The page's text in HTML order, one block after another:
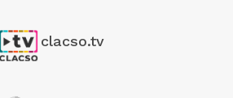
clacso.tv